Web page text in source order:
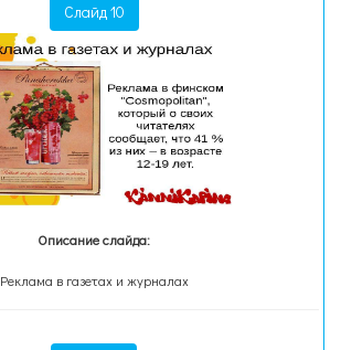
Слайд 10
Описание слайда:
Реклама в газетах и журналах